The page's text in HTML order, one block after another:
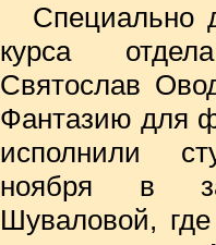
Специально
курса
Святослав
Фантазию для
исполнили
ноября в
Шуваловой,